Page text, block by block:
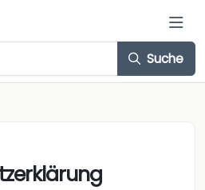
Suche